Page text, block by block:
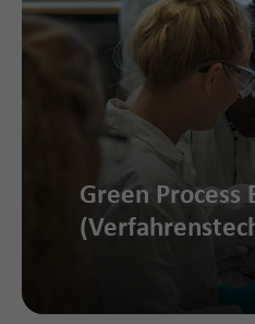
Green Process